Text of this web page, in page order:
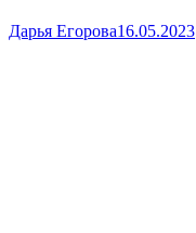
Дарья Егорова16.05.2023